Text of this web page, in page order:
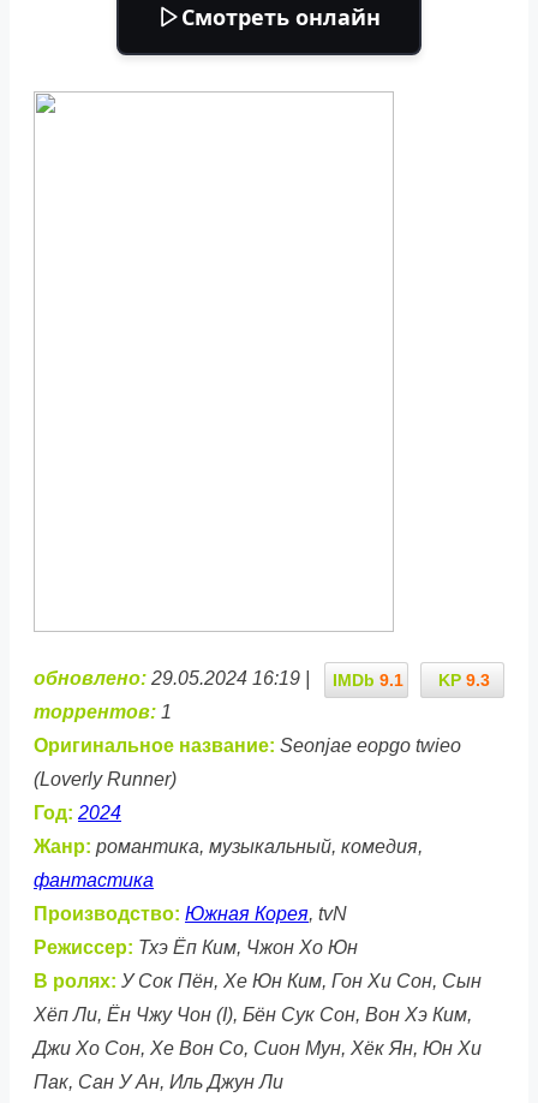
Смотреть онлайн
KP 9.3
IMDb 9.1
обновлено: 29.05.2024 16:19 |
торрентов: 1
Оригинальное название: Seonjae eopgo twieo
(Loverly Runner)
Год: 2024
Жанр: романтика, музыкальный, комедия,
фантастика
Производство: Южная Корея, tvN
Режиссер: Тхэ Ёп Ким, Чжон Хо Юн
В ролях: У Сок Пён, Хе Юн Ким, Гон Хи Сон, Сын
Хёп Ли, Ён Чжу Чон (I), Бён Сук Сон, Вон Хэ Ким,
Джи Хо Сон, Хе Вон Со, Сион Мун, Хёк Ян, Юн Хи
Пак, Сан У Ан, Иль Джун Ли